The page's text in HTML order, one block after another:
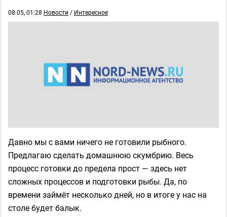
08.05, 01:28 Новости / Интересное
Давно мы с вами ничего не готовили рыбного.
Предлагаю сделать домашнюю скумбрию. Весь
процесс готовки до предела прост — здесь нет
сложных процессов и подготовки рыбы. Да, по
времени займёт несколько дней, но в итоге у нас на
столе будет балык.